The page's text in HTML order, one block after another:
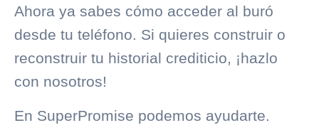
Ahora ya sabes cómo acceder al buró
desde tu teléfono. Si quieres construir o
reconstruir tu historial crediticio, ¡hazlo
con nosotros!
En SuperPromise podemos ayudarte.